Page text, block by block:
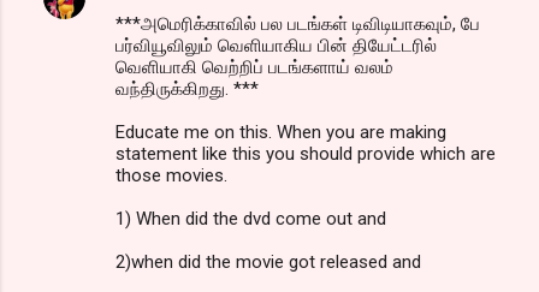
***அமெரிக்காவில் பல படங்கள் டிவிடியாகவும், பே
பர்வியூவிலும் வெளியாகிய பின் தியேட்டரில்
வெளியாகி வெற்றிப் படங்களாய் வலம்
வந்திருக்கிறது. ***
Educate me on this. When you are making
statement like this you should provide which are
those movies.
1) When did the dvd come out and
2)when did the movie got released and